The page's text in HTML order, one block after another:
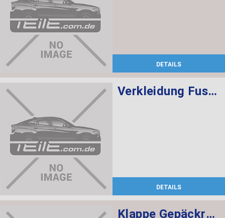
DETAILS
Verkleidung Fussraum Beifahrer SCHWARZ
DETAILS
Klappe Gepäckraum rechts ANTHRAZIT